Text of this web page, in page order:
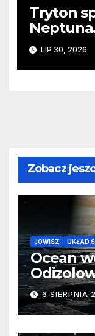
Tryton
ślady
LIP 30, 2026
Zobacz
JOWISZ UKŁAD
Ocean
barierę
6 SIERPNIA